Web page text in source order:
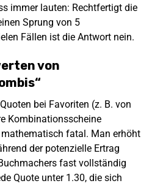
immer lauten: Rechtfertigt die
Sprung von 5
Fällen ist die Antwort nein.
von
bei Favoriten (z. B. von
Kombinationsscheine
mathematisch fatal. Man erhöht
der potenzielle Ertrag
fast vollständig
Quote unter 1.30, die sich